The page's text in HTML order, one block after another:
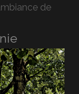
de